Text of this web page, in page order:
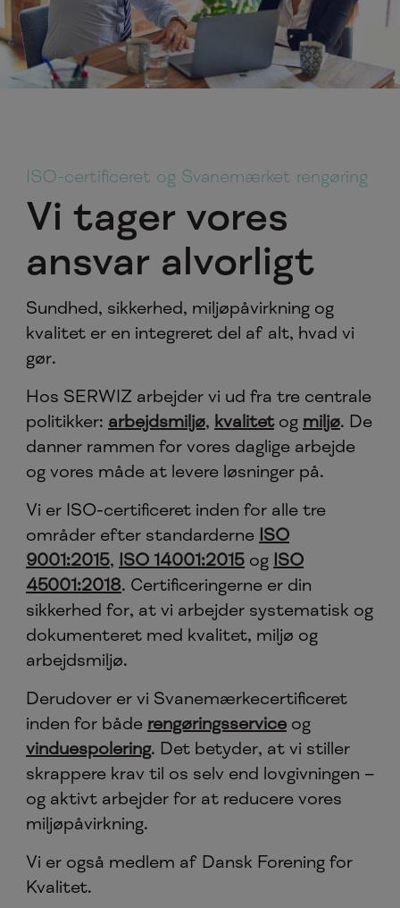
ISO-certificeret og Svanemærket rengøring
Vi tager vores
ansvar alvorligt
Sundhed, sikkerhed, miljøpåvirkning og
kvalitet er en integreret del af alt, hvad vi
gør.
Hos SERWIZ arbejder vi ud fra tre centrale
politikker: arbejdsmiljø, kvalitetog miljø. De
danner rammen for vores daglige arbejde
og vores måde at levere løsninger på.
Vi er ISO-certificeret inden for alle tre
områder efter standarderne ISO
9001:2015, ISO 14001:2015 og ISO
45001:2018. Certificeringerne er din
sikkerhed for, at vi arbejder systematisk og
dokumenteret med kvalitet, miljø og
arbejdsmiljø.
Derudover er vi Svanemærkecertificeret
inden for både rengøringsservice og
vinduespolering. Det betyder, at vi stiller
skrappere krav til os selv end lovgivningen –
og aktivt arbejder for at reducere vores
miljøpåvirkning.
Vi er også medlem af Dansk Forening for
Kvalitet.